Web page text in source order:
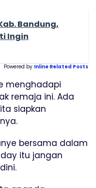
Bandung,
Ingin
Powered by Inline Related Posts
menghadapi
remaja ini. Ada
siapkan
bersama dalam
itu jangan